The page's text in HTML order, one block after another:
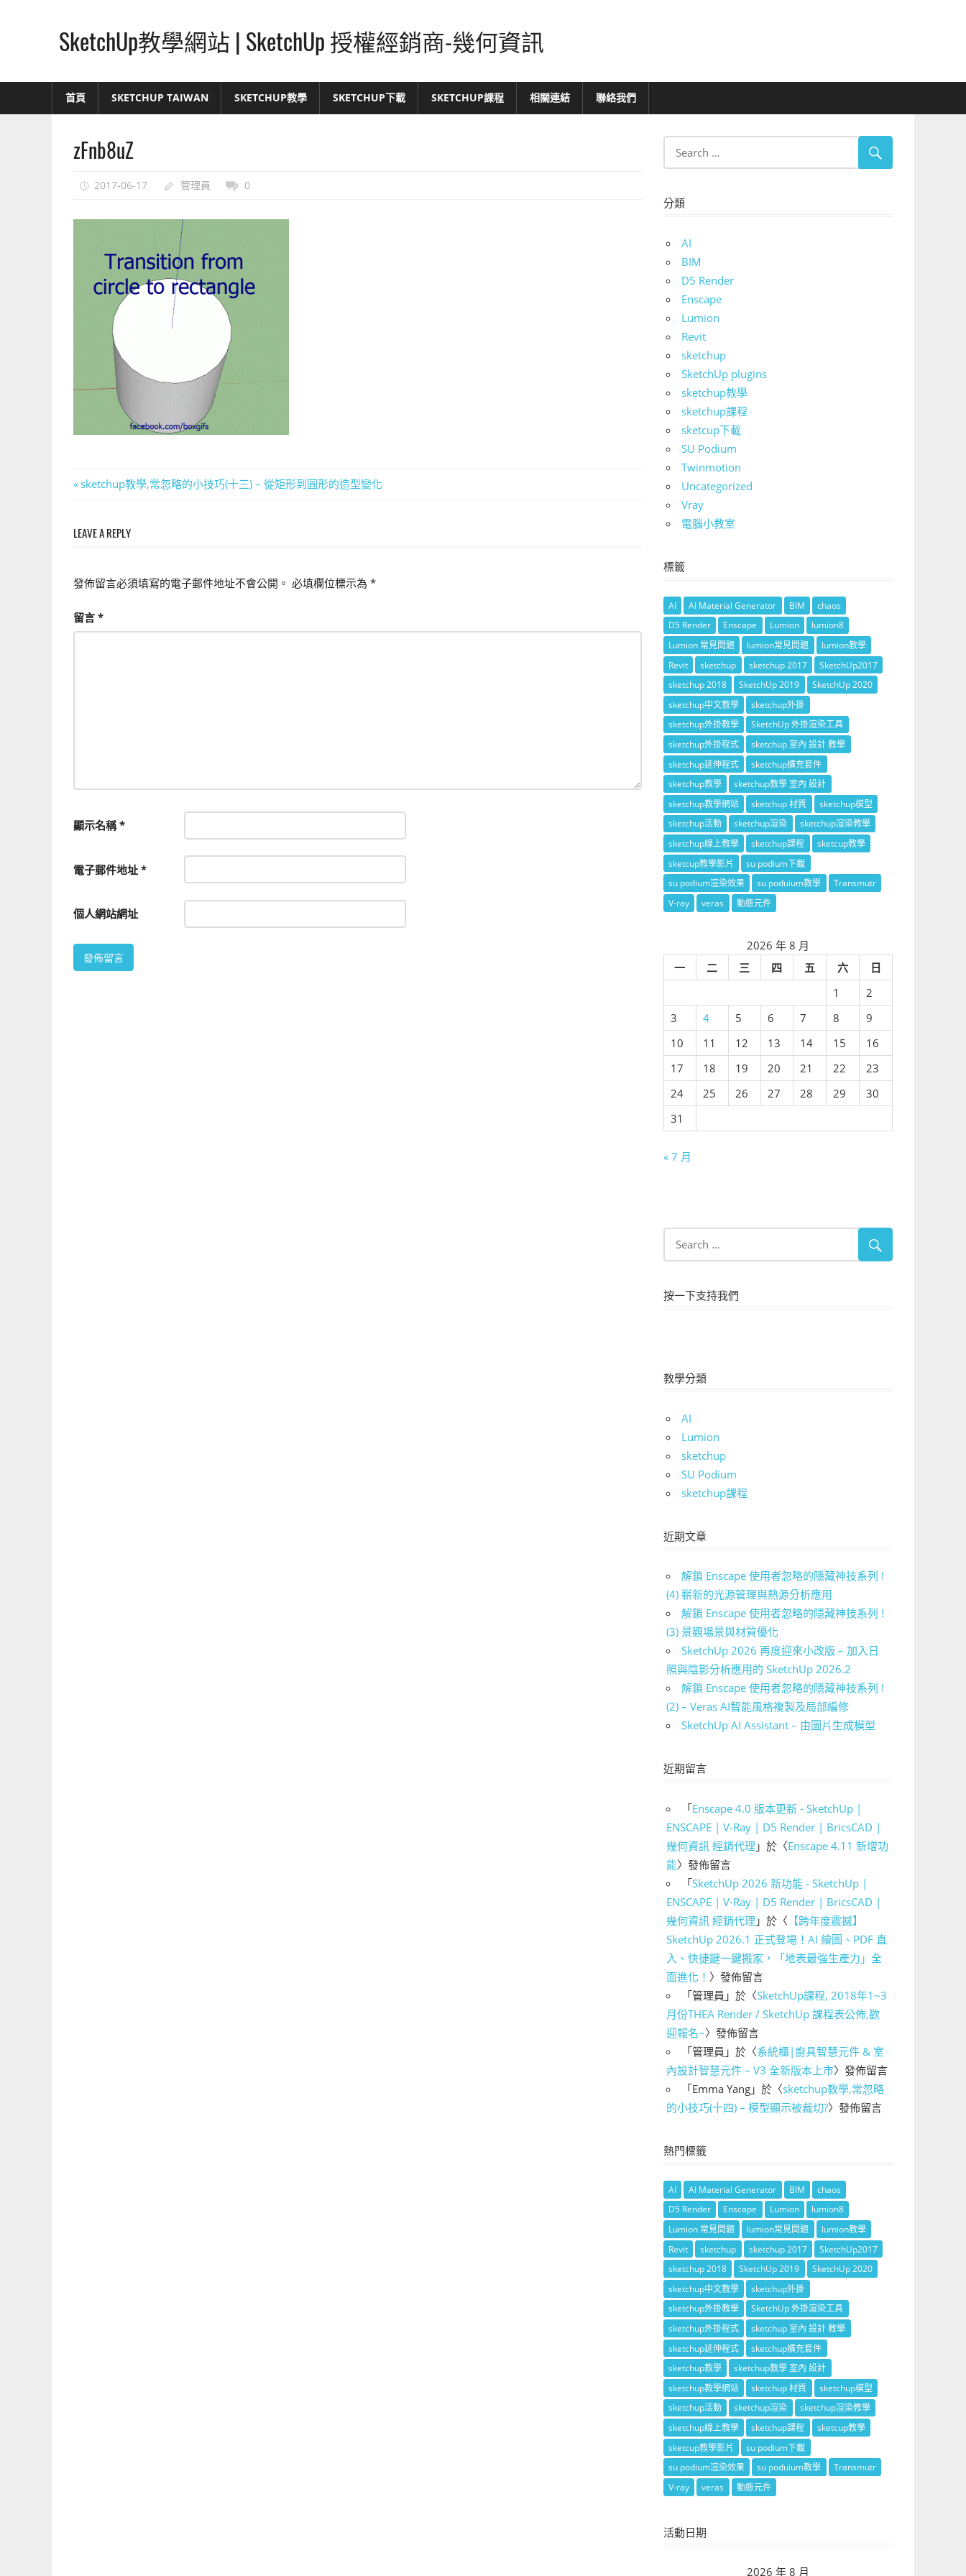
SketchUp教學網站 | SketchUp 授權經銷商-幾何資訊
最
3D
首頁 SKETCHUP TAIWAN SKETCHUP教學 SKETCHUP下載 SKETCHUP課程 相關連結 聯絡我們
zFnb8uZ
2017-06-17 管理員 0
文
導
覽
Previous
sketchup教學,常忽略的小技巧(十三) – 從矩形到圓形的造型變化
LEAVE A REPLY
發佈留言必須填寫的電子郵件地址不會公開。 必填欄位標示為 *
留言 *
顯示名稱*
電子郵件地址 *
個人網站網址
分類
AI
BIM
D5 Render
Enscape
Lumion
Revit
sketchup
SketchUp plugins
sketchup教學
sketchup課程
sketcup下載
SU Podium
Twinmotion
Uncategorized
Vray
電腦小教室
標籤
AI AI Material Generator BIM
chaos
D5 Render
Enscape Lumion
lumion8
Lumion 常見問題
lumion常見問題
lumion教學
Revit
sketchup sketchup 2017
SketchUp2017
sketchup 2018
SketchUp 2019
SketchUp 2020
sketchup中文教學
sketchup外掛
sketchup外掛教學
SketchUp 外掛渲染工具
sketchup外掛程式
sketchup 室內 設計 教學
sketchup延伸程式
sketchup擴充套件
sketchup教學
sketchup教學 室內 設計
sketchup教學網站
sketchup 材質
sketchup模型
sketchup活動
sketchup渲染
sketchup渲染教學
sketchup線上教學
sketchup課程
sketcup教學
sketcup教學影片
su podium下載
su podium渲染效果
su poduium教學
Transmutr
V-ray
veras 動態元件
2026 年 8 月
一
二 三 四 五 六
日
1
2
3
4 5 6 7 8
9
10
11 12 13 14 15
16
17
18 19 20 21 22
23
24
25 26 27 28 29
30
31
« 7 月
按一下支持我們
教學分類
AI
Lumion
sketchup
SU Podium
sketchup課程
近期文章
解鎖 Enscape 使用者忽略的隱藏神技系列 !
(4) 嶄新的光源管理與熱源分析應用
解鎖 Enscape 使用者忽略的隱藏神技系列 !
(3) 景觀場景與材質優化
SketchUp 2026 再度迎來小改版 – 加入日
照與陰影分析應用的 SketchUp 2026.2
解鎖 Enscape 使用者忽略的隱藏神技系列 !
(2) – Veras AI智能風格複製及局部編修
SketchUp AI Assistant – 由圖片生成模型
近期留言
「Enscape 4.0 版本更新 - SketchUp |
ENSCAPE | V-Ray | D5 Render | BricsCAD |
幾何資訊 經銷代理 」於〈Enscape 4.11 新增功
能〉發佈留言
「SketchUp 2026 新功能 - SketchUp |
ENSCAPE | V-Ray | D5 Render | BricsCAD |
幾何資訊 經銷代理 」於〈 【跨年度震撼】
SketchUp 2026.1 正式登場！AI 繪圖、PDF 直
入、快捷鍵一鍵搬家，「地表最強生產力」全
面進化！ 〉發佈留言
「管理員 」於〈SketchUp課程, 2018年1~3
月份THEA Render / SketchUp 課程表公佈,歡
迎報名~〉發佈留言
「管理員 」於〈系統櫃|廚具智慧元件 & 室
內設計智慧元件 – V3 全新版本上市〉發佈留言
「Emma Yang 」於〈sketchup教學,常忽略
的小技巧(十四) – 模型顯示被裁切?〉發佈留言
熱門標籤
AI AI Material Generator BIM
chaos
D5 Render
Enscape Lumion
lumion8
Lumion 常見問題
lumion常見問題
lumion教學
Revit
sketchup sketchup 2017
SketchUp2017
sketchup 2018
SketchUp 2019
SketchUp 2020
sketchup中文教學
sketchup外掛
sketchup外掛教學
SketchUp 外掛渲染工具
sketchup外掛程式
sketchup 室內 設計 教學
sketchup延伸程式
sketchup擴充套件
sketchup教學
sketchup教學 室內 設計
sketchup教學網站
sketchup 材質
sketchup模型
sketchup活動
sketchup渲染
sketchup渲染教學
sketchup線上教學
sketchup課程
sketcup教學
sketcup教學影片
su podium下載
su podium渲染效果
su poduium教學
Transmutr
V-ray
veras 動態元件
活動日期
2026 年 8 月